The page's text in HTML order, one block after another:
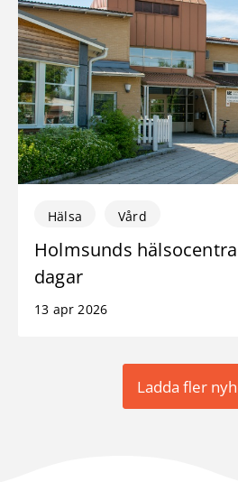
Hälsa Vård
Holmsunds
dagar
13 apr 2026
Ladda fler